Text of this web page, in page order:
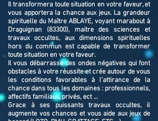
Il transformera toute situation en votre faveur, et
vous apportera la chance aux jeux. La grandeur
spirituelle du Maître ABLAYE, voyant marabout à
Draguignan (83300), maitre des sciences et
travaux occultes, aux dimensions spirituelles
hors du commun est capable de transformer
toute situation en votre faveur.
Il vous débarrasse des ondes négatives qui font
obstacles à votre réussite et crée autour de vous
les conditions favorables à l’attirance de la
chance dans tous les domaines : professionnels,
affectifs familiaux, privés, ect ...
Grace à ses puissants travaux occultes, il
augmente vos chances et vous aide aux jeux de